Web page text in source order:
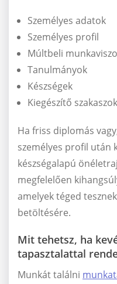
Személyes adatok
Személyes profil
Múltbeli
Tanulmányok
Készségek
Kiegészítő szakaszok
Ha friss diplomás
személyes profil után
készségalapú
megfelelően
amelyek téged
betöltésére.
Mit tehetsz, ha
tapasztalattal
Munkát találni